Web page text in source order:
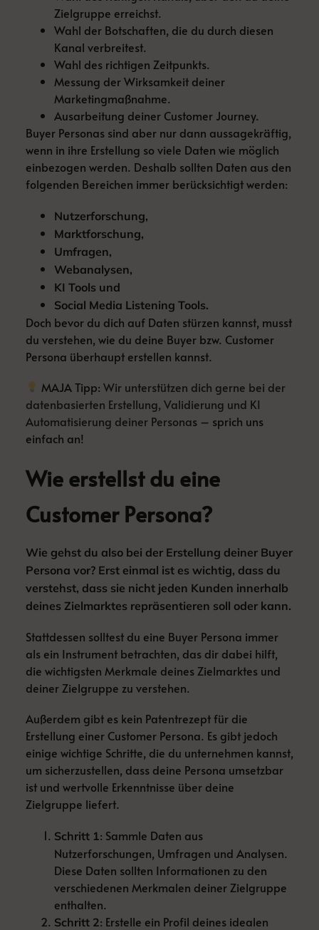
Zielgruppe erreichst.
Wahl der Botschaften, die du durch diesen
Kanal verbreitest.
Wahl des richtigen Zeitpunkts.
Messung der Wirksamkeit deiner
Marketingmaßnahme.
Ausarbeitung deiner Customer Journey.
Buyer Personas sind aber nur dann aussagekräftig,
wenn in ihre Erstellung so viele Daten wie möglich
einbezogen werden. Deshalb sollten Daten aus den
folgenden Bereichen immer berücksichtigt werden:
Nutzerforschung,
Marktforschung,
Umfragen,
Webanalysen,
KI Tools und
Social Media Listening Tools.
Doch bevor du dich auf Daten stürzen kannst, musst
du verstehen, wie du deine Buyer bzw. Customer
Persona überhaupt erstellen kannst.
MAJA Tipp:Wir unterstützen dich gerne bei der
datenbasierten Erstellung, Validierung und KI
Automatisierung deiner Personas – sprich uns
einfach an!
Wie erstellst du eine
Customer Persona?
Wie gehst du also bei der Erstellung deiner Buyer
Persona vor? Erst einmal ist es wichtig, dass du
verstehst, dass sie nicht jeden Kunden innerhalb
deines Zielmarktes repräsentieren soll oder kann.
Stattdessen solltest du eine Buyer Persona immer
als ein Instrument betrachten, das dir dabei hilft,
die wichtigsten Merkmale deines Zielmarktes und
deiner Zielgruppe zu verstehen.
Außerdem gibt es kein Patentrezept für die
Erstellung einer Customer Persona. Es gibt jedoch
einige wichtige Schritte, die du unternehmen kannst,
um sicherzustellen, dass deine Persona umsetzbar
ist und wertvolle Erkenntnisse über deine
Zielgruppe liefert.
Schritt 1: Sammle Daten aus
Nutzerforschungen, Umfragen und Analysen.
Diese Daten sollten Informationen zu den
verschiedenen Merkmalen deiner Zielgruppe
enthalten.
Schritt 2: Erstelle ein Profil deines idealen